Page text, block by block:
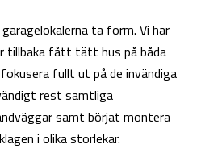
ta form. Vi har
tillbaka fått tätt hus på båda
fullt ut på de invändiga
rest samtliga
samt börjat montera
i olika storlekar.